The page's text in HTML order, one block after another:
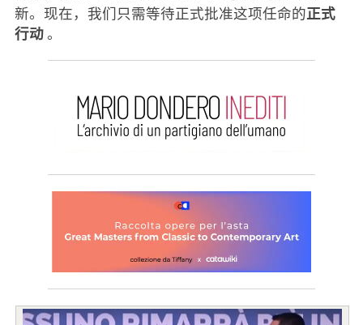
新。现在，我们只需等待正式批准这项任命的正式
行动。